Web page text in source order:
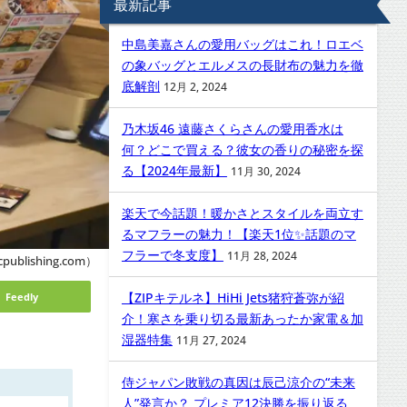
）
Feedly
最新記事
中島美嘉さんの愛用バッグはこれ！ロエベ
の象バッグとエルメスの長財布の魅力を徹
底解剖 12月 2, 2024
乃木坂46 遠藤さくらさんの愛用香水は
何？どこで買える？彼女の香りの秘密を探
る【2024年最新】
11月 30, 2024
楽天で今話題！暖かさとスタイルを両立す
るマフラーの魅力！【楽天1位✨話題のマ
フラーで冬支度】
11月 28, 2024
【ZIPキテルネ】HiHi Jets猪狩蒼弥が紹
介！寒さを乗り切る最新あったか家電＆加
湿器特集 11月 27, 2024
侍ジャパン敗戦の真因は辰己涼介の“未来
人”発言か？ プレミア12決勝を振り返る